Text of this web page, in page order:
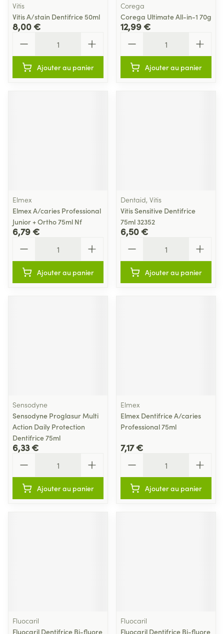
Vitis
Vitis A/stain Dentifrice 50ml
8,00 €
Ajouter au panier
Corega
Corega Ultimate All-in-1 70g
12,99 €
Ajouter au panier
Elmex
Elmex A/caries Professional
Junior + Ortho 75ml Nf
6,79 €
Ajouter au panier
Dentaid, Vitis
Vitis Sensitive Dentifrice
75ml 32352
6,50 €
Ajouter au panier
Sensodyne
Sensodyne Proglasur Multi
Action Daily Protection
Dentifrice 75ml
6,33 €
Ajouter au panier
Elmex
Elmex Dentifrice A/caries
Professional 75ml
7,17 €
Ajouter au panier
Fluocaril
Fluocaril Dentifrice Bi-fluore
Fluocaril
Fluocaril Dentifrice Bi-fluore